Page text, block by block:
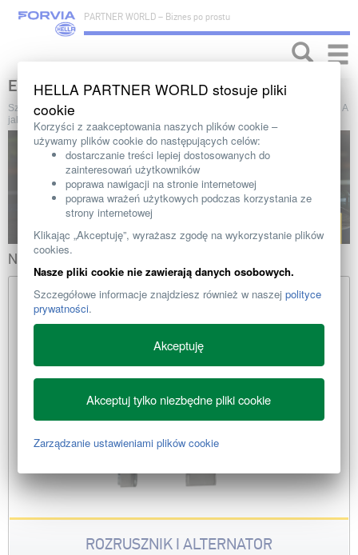
PARTNER WORLD – Biznes po prostu
Toggle
ELEKTRYKA
Szeroki, rozwijany od lat program części elektrycznych obejmuje produkty od A
jak „Akumulatory” do W jak „Wycieraczki”.
NASZE PRODUKTY
ROZRUSZNIK I ALTERNATOR
HELLA PARTNER WORLD stosuje pliki
cookie
Korzyści z zaakceptowania naszych plików cookie –
używamy plików cookie do następujących celów:
dostarczanie treści lepiej dostosowanych do
zainteresowań użytkowników
poprawa nawigacji na stronie internetowej
poprawa wrażeń użytkowych podczas korzystania ze
strony internetowej
Klikając „Akceptuję”, wyrażasz zgodę na wykorzystanie plików
cookies.
Nasze pliki cookie nie zawierają danych osobowych.
Szczegółowe informacje znajdziesz również w naszejpolityce
prywatności.
Akceptuję
Akceptuj tylko niezbędne pliki cookie
Zarządzanie ustawieniami plików cookie